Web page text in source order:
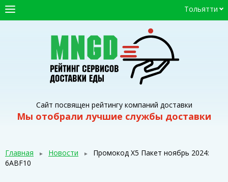
Сайт посвящен рейтингу компаний доставки
Мы отобрали лучшие службы доставки
СЕРВИСЫ ДОСТАВКИ
ПРОМОКОДЫ
СТАТЬИ
Главная Новости
Промокод Х5 Пакет ноябрь 2024:
6ABF10
Тольятти